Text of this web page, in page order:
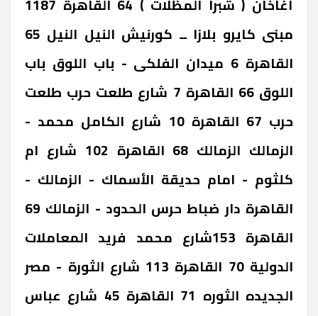
مبنى كايرو بلازا ــ كورنيش النيل ‎النيل 65
‎القاهرة ‎6 ميدان الفلكى - باب اللوق ‎باب
اللوق 66 ‎القاهرة ‎7 شارع طلعت حرب ‎طلعت
حرب 67 ‎القاهرة ‎10 شارع الكامل محمد -
الزمالك ‎الزمالك 68 ‎القاهرة ‎102 شارع ام
كلثوم - امام حديقة الأسماك - الزمالك -
القاهرة ‎دار ضباط حرس الحدود - الزمالك 69
‎القاهرة ‎153شارع محمد فريد ‎المعاملات
الدولية 70 ‎القاهرة ‎113 شارع الثورة - مصر
الجديده ‎الثوره 71 ‎القاهرة ‎45 شارع عباس